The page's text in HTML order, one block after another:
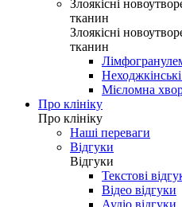
Злоякісні
тканин
Злоякісні
тканин
Мієломна
Про клініку
Про клініку
Наші переваги
Відгуки
Відгуки
Текстові
Відео відгуки
Аудіо відгуки